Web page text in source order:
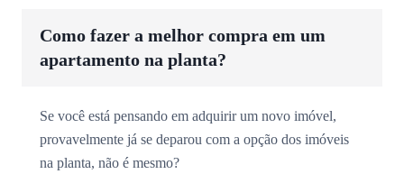
Como fazer a melhor compra em um
apartamento na planta?
Se você está pensando em adquirir um novo imóvel,
provavelmente já se deparou com a opção dos imóveis
na planta, não é mesmo?